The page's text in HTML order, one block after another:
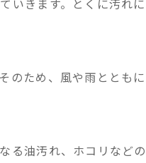
いきます。とくに汚れに
のため、風や雨とともに
る油汚れ、ホコリなどの